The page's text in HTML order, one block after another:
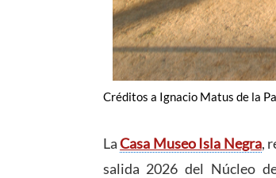
Créditos a Ignacio Matus de la
LaCasa Museo Isla Negra,
salida 2026 del Núcleo